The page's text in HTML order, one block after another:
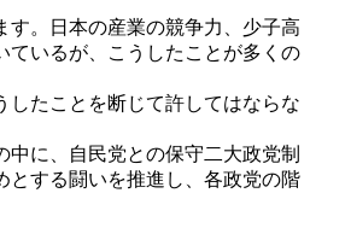
。日本の産業の競争力、少子高
いるが、こうしたことが多くの
たことを断じて許してはならな
に、自民党との保守二大政党制
とする闘いを推進し、各政党の階